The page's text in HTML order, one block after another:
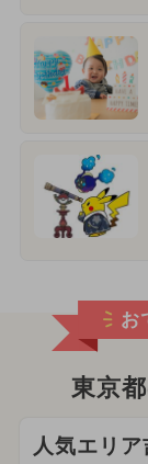
お
東京
人気エリ